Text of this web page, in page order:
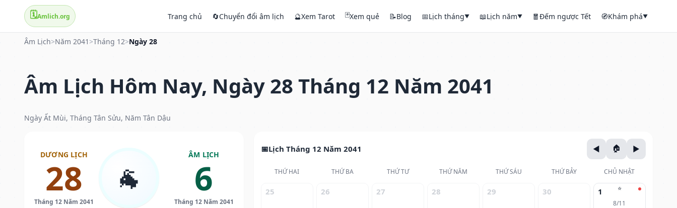
🗓️Amlich.org Trang chủ 🔄Chuyển đổi âm lịch 🔮Xem Tarot 🃏Xem quẻ 📝Blog 📅Lịch tháng▼ 📖Lịch năm▼ 🧧Đếm ngược Tết 🧭Khám phá▼
Âm Lịch>Năm 2041 >Tháng 12>Ngày 28
Âm Lịch Hôm Nay, Ngày 28 Tháng 12 Năm 2041
Ngày Ất Mùi, Tháng Tân Sửu, Năm Tân Dậu
DƯƠNG LỊCH
28
Tháng 12 Năm 2041
🐐
ÂM LỊCH
6
Tháng 12 Năm 2041
Lịch Tháng 12 Năm 2041
THỨ HAI THỨ BA THỨ TƯ THỨ NĂM THỨ SÁU THỨ BẢY CHỦ NHẬT
25 26 27 28 29 30 ⭐
1
8/11